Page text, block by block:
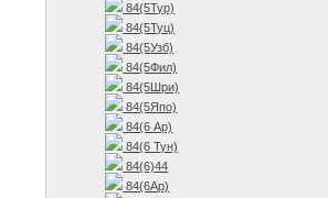
84(5Тур)
84(5Туц)
84(5Узб)
84(5Фил)
84(5Шри)
84(5Япо)
84(6 Ар)
84(6 Тун)
84(6)44
84(6Ар)